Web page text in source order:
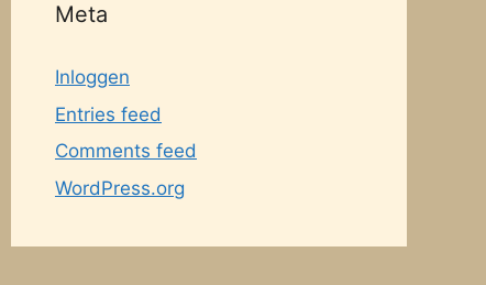
Meta
Inloggen
Entries feed
Comments feed
WordPress.org